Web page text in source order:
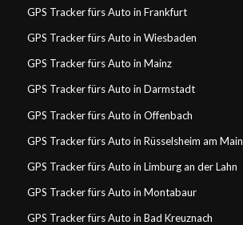
GPS Tracker fürs Auto in Frankfurt
GPS Tracker fürs Auto in Wiesbaden
GPS Tracker fürs Auto in Mainz
GPS Tracker fürs Auto in Darmstadt
GPS Tracker fürs Auto in Offenbach
GPS Tracker fürs Auto in Rüsselsheim am Main
GPS Tracker fürs Auto in Limburg an der Lahn
GPS Tracker fürs Auto in Montabaur
GPS Tracker fürs Auto in Bad Kreuznach